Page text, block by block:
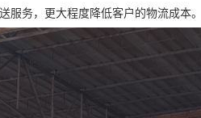
服务，更大程度降低客户的物流成本。